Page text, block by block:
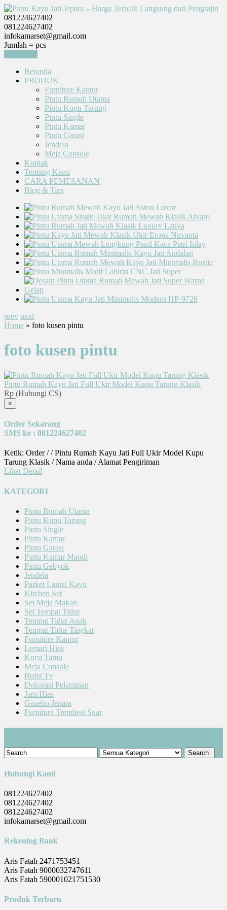
081224627402
081224627402
infokamarset@gmail.com
Jumlah = pcs
Beranda
PRODUK
Furniture Kantor
Pintu Rumah Utama
Pintu Kupu Tarung
Pintu Single
Pintu Kamar
Pintu Garasi
Jendela
Meja Console
Kontak
Tentang Kami
CARA PEMESANAN
Blog & Tips
prev next
Home » foto kusen pintu
foto kusen pintu
Pintu Rumah Kayu Jati Full Ukir Model Kupu Tarung Klasik
Rp (Hubungi CS)
×
Order Sekarang
SMS ke : 081224627402
Ketik: Order / / Pintu Rumah Kayu Jati Full Ukir Model Kupu
Tarung Klasik / Nama anda / Alamat Pengiriman
Lihat Detail
KATEGORI
Pintu Rumah Utama
Pintu Kupu Tarung
Pintu Single
Pintu Kamar
Pintu Garasi
Pintu Kamar Mandi
Pintu Gebyok
Jendela
Parket Lantai Kayu
Kitchen Set
Set Meja Makan
Set Tempat Tidur
Tempat Tidur Anak
Tempat Tidur Tingkat
Furniture Kantor
Lemari Hias
Kursi Tamu
Meja Console
Bufet Tv
Dekorasi Pelaminan
Jam Hias
Gazebo Jepara
Furniture Trembesi Suar
Hubungi Kami
081224627402
081224627402
081224627402
infokamarset@gmail.com
Rekening Bank
Aris Fatah 2471753451
Aris Fatah 9000032747611
Aris Fatah 590001021751530
Produk Terbaru